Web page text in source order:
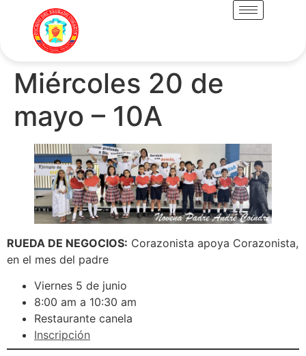
Miércoles 20 de
mayo – 10A
RUEDA DE NEGOCIOS: Corazonista apoya Corazonista,
en el mes del padre
Viernes 5 de junio
8:00 am a 10:30 am
Restaurante canela
Inscripción